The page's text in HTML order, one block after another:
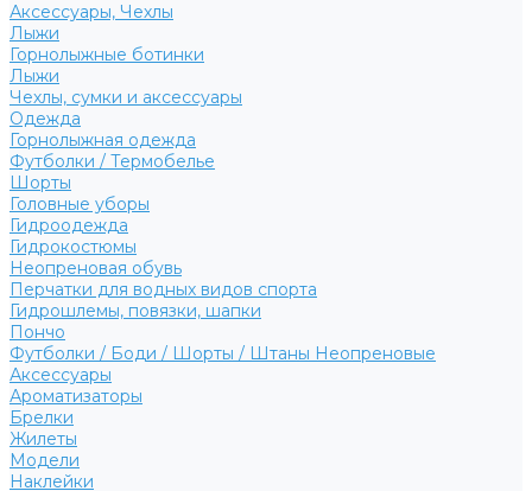
Аксессуары, Чехлы
Лыжи
Горнолыжные ботинки
Лыжи
Чехлы, сумки и аксессуары
Одежда
Горнолыжная одежда
Футболки / Термобелье
Шорты
Головные уборы
Гидроодежда
Гидрокостюмы
Неопреновая обувь
Перчатки для водных видов спорта
Гидрошлемы, повязки, шапки
Пончо
Футболки / Боди / Шорты / Штаны Неопреновые
Аксессуары
Ароматизаторы
Брелки
Жилеты
Модели
Наклейки